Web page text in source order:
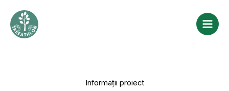
content
Informații proiect